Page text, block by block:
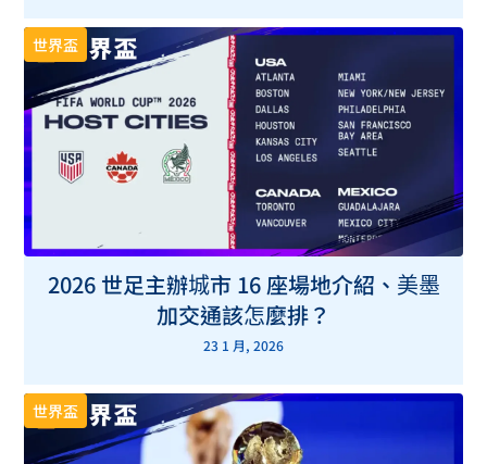
世界盃
2026 世足主辦城市 16 座場地介紹、美墨
加交通該怎麼排？
23 1 月, 2026
世界盃